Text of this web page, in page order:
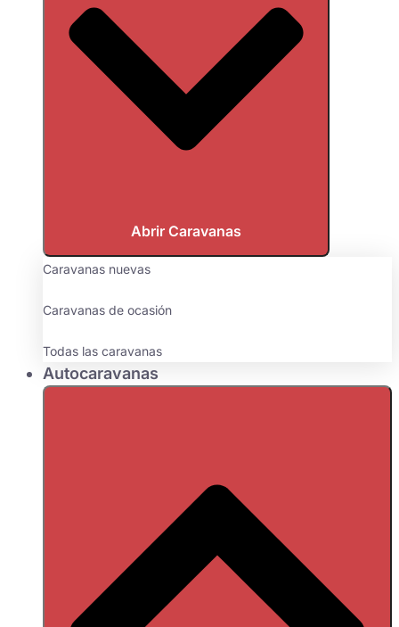
Abrir Caravanas
Caravanas nuevas
Caravanas de ocasión
Todas las caravanas
Autocaravanas